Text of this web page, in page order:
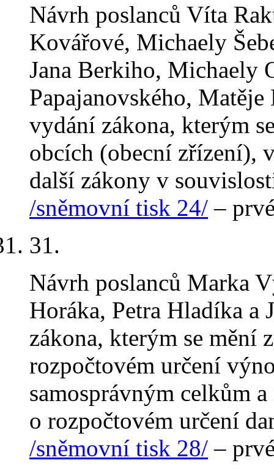
Návrh poslanců Víta
Kovářové, Michaely
Jana Berkiho, Michaely
Papajanovského, Matěje
vydání zákona, kterým
obcích (obecní zřízení),
další zákony v
/sněmovní tisk 24/ –
31.
Návrh poslanců Marka
Horáka, Petra Hladíka
zákona, kterým se mění
rozpočtovém určení
samosprávným celkům
o rozpočtovém určení
/sněmovní tisk 28/ –